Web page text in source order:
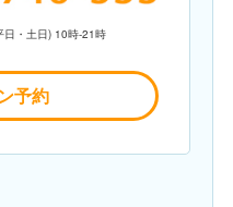
日・土日) 10時-21時
予約